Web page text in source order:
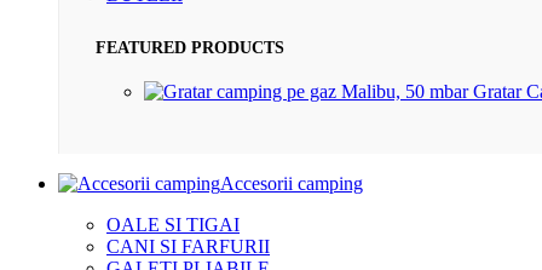
FEATURED PRODUCTS
Gratar
Accesorii camping
OALE SI TIGAI
CANI SI FARFURII